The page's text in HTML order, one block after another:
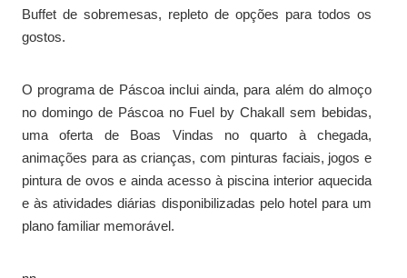
Buffet de sobremesas, repleto de opções para todos os
gostos.
O programa de Páscoa inclui ainda, para além do almoço
no domingo de Páscoa no Fuel by Chakall sem bebidas,
uma oferta de Boas Vindas no quarto à chegada,
animações para as crianças, com pinturas faciais, jogos e
pintura de ovos e ainda acesso à piscina interior aquecida
e às atividades diárias disponibilizadas pelo hotel para um
plano familiar memorável.